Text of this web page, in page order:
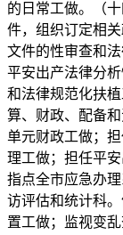
的日常工做。（
件，组织订定相
文件的性审查和
平安出产法律分
和法律规范化扶
算、财政、配备
单元财政工做；
理工做；担任平
指点全市应急办
访评估和统计科
置工做；监视变